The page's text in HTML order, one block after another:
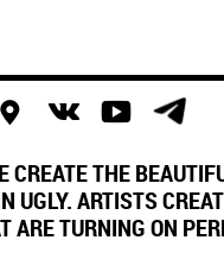
CREATE THE
UGLY. ARTISTS
ARE TURNING ON